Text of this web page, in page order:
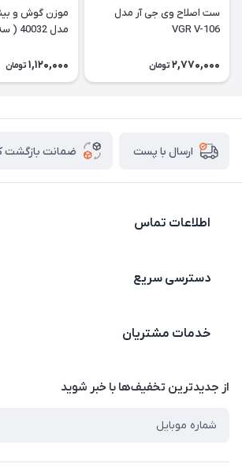
ست اصلاح وی جی آر مدل
VGR V-106
2,770,000 تومان
موزن گوش و
مدل 40032 ( سه کاره )
1,120,000 تومان
ارسال با پست ضمانت بازگشت
اطلاعات تماس
دسترسی سریع
راهنما
خدمات مشتریان
راهنما
از جدید‌ترین تخفیف‌ها با‌ خبر شوید